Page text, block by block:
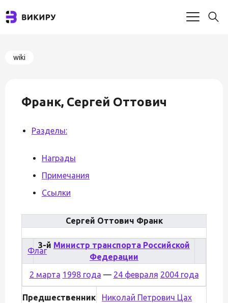
wiki
Франк, Сергей Оттович
Разделы:
Награды
Примечания
Ссылки
Сергей Оттович Франк
Флаг
3-й Министр транспорта Российской
Федерации
2 марта 1998 года — 24 февраля 2004 года
Предшественник Николай Петрович Цах